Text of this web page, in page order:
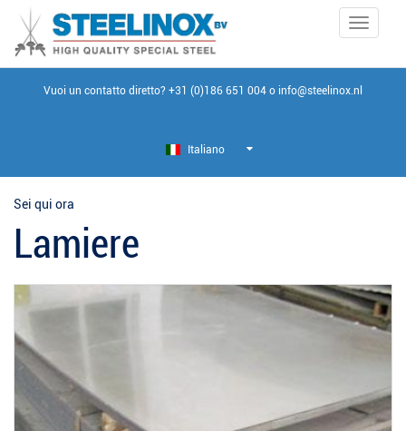
Toggle
Vuoi un contatto diretto? +31 (0)186 651 004 o info@steelinox.nl
Italiano
Sei qui ora
Lamiere